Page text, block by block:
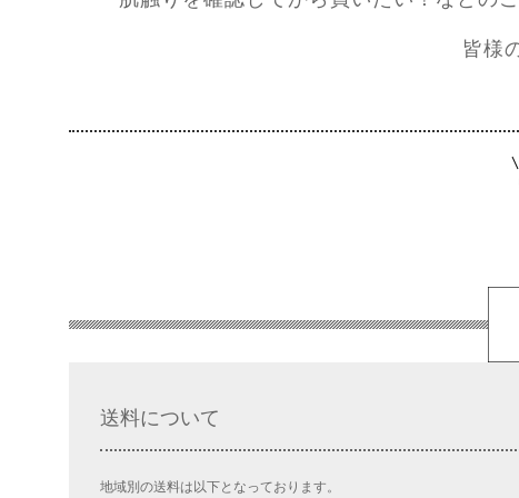
皆様
送料について
地域別の送料は以下となっております。